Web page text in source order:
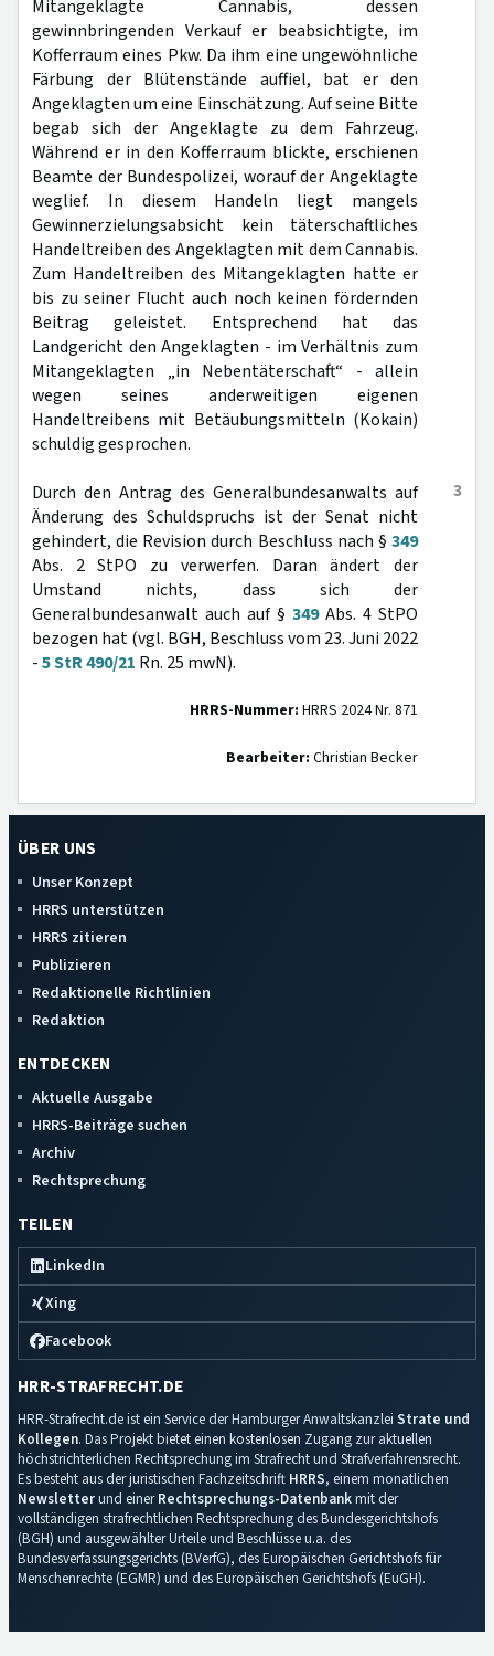
Mitangeklagte Cannabis, dessen
gewinnbringenden Verkauf er beabsichtigte, im
Kofferraum eines Pkw. Da ihm eine ungewöhnliche
Färbung der Blütenstände auffiel, bat er den
Angeklagten um eine Einschätzung. Auf seine Bitte
begab sich der Angeklagte zu dem Fahrzeug.
Während er in den Kofferraum blickte, erschienen
Beamte der Bundespolizei, worauf der Angeklagte
weglief. In diesem Handeln liegt mangels
Gewinnerzielungsabsicht kein täterschaftliches
Handeltreiben des Angeklagten mit dem Cannabis.
Zum Handeltreiben des Mitangeklagten hatte er
bis zu seiner Flucht auch noch keinen fördernden
Beitrag geleistet. Entsprechend hat das
Landgericht den Angeklagten - im Verhältnis zum
Mitangeklagten „in Nebentäterschaft“ - allein
wegen seines anderweitigen eigenen
Handeltreibens mit Betäubungsmitteln (Kokain)
schuldig gesprochen.
3
Durch den Antrag des Generalbundesanwalts auf
Änderung des Schuldspruchs ist der Senat nicht
gehindert, die Revision durch Beschluss nach § 349
Abs. 2 StPO zu verwerfen. Daran ändert der
Umstand nichts, dass sich der
Generalbundesanwalt auch auf § 349Abs. 4 StPO
bezogen hat (vgl. BGH, Beschluss vom 23. Juni 2022
-5 StR 490/21 Rn. 25 mwN).
HRRS-Nummer: HRRS 2024 Nr. 871
Bearbeiter: Christian Becker
ÜBER UNS
Unser Konzept
HRRS unterstützen
HRRS zitieren
Publizieren
Redaktionelle Richtlinien
Redaktion
ENTDECKEN
Aktuelle Ausgabe
HRRS-Beiträge suchen
Archiv
Rechtsprechung
TEILEN
LinkedIn
Xing
Facebook
HRR-STRAFRECHT.DE
HRR-Strafrecht.de ist ein Service der Hamburger Anwaltskanzlei Strate und
Kollegen. Das Projekt bietet einen kostenlosen Zugang zur aktuellen
höchstrichterlichen Rechtsprechung im Strafrecht und Strafverfahrensrecht.
Es besteht aus der juristischen Fachzeitschrift HRRS, einem monatlichen
Newsletterund einerRechtsprechungs-Datenbankmit der
vollständigen strafrechtlichen Rechtsprechung des Bundesgerichtshofs
(BGH) und ausgewählter Urteile und Beschlüsse u.a. des
Bundesverfassungsgerichts (BVerfG), des Europäischen Gerichtshofs für
Menschenrechte (EGMR) und des Europäischen Gerichtshofs (EuGH).